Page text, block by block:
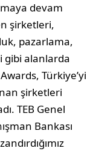
devam
şirketleri,
pazarlama,
gibi alanlarda
Türkiye’yi
şirketleri
TEB Genel
Bankası